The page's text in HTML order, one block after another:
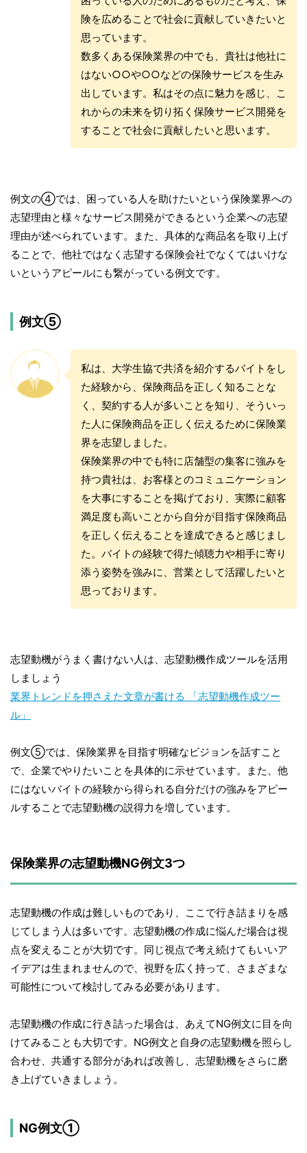
険を広めることで社会に貢献していきたいと
思っています。
数多くある保険業界の中でも、貴社は他社に
はない○○や○○などの保険サービスを生み
出しています。私はその点に魅力を感じ、こ
れからの未来を切り拓く保険サービス開発を
することで社会に貢献したいと思います。
例文の④では、困っている人を助けたいという保険業界への
志望理由と様々なサービス開発ができるという企業への志望
理由が述べられています。また、具体的な商品名を取り上げ
ることで、他社ではなく志望する保険会社でなくてはいけな
いというアピールにも繋がっている例文です。
例文⑤
私は、大学生協で共済を紹介するバイトをし
た経験から、保険商品を正しく知ることな
く、契約する人が多いことを知り、そういっ
た人に保険商品を正しく伝えるために保険業
界を志望しました。
保険業界の中でも特に店舗型の集客に強みを
持つ貴社は、お客様とのコミュニケーション
を大事にすることを掲げており、実際に顧客
満足度も高いことから自分が目指す保険商品
を正しく伝えることを達成できると感じまし
た。バイトの経験で得た傾聴力や相手に寄り
添う姿勢を強みに、営業として活躍したいと
思っております。
志望動機がうまく書けない人は、志望動機作成ツールを活用
しましょう
業界トレンドを押さえた文章が書ける 「志望動機作成ツー
ル」
例文⑤では、保険業界を目指す明確なビジョンを話すこと
で、企業でやりたいことを具体的に示せています。また、他
にはないバイトの経験から得られる自分だけの強みをアピー
ルすることで志望動機の説得力を増しています。
保険業界の志望動機NG例文3つ
志望動機の作成は難しいものであり、ここで行き詰まりを感
じてしまう人は多いです。志望動機の作成に悩んだ場合は視
点を変えることが大切です。同じ視点で考え続けてもいいア
イデアは生まれませんので、視野を広く持って、さまざまな
可能性について検討してみる必要があります。
志望動機の作成に行き詰った場合は、あえてNG例文に目を向
けてみることも大切です。NG例文と自身の志望動機を照らし
合わせ、共通する部分があれば改善し、志望動機をさらに磨
き上げていきましょう。
NG例文①